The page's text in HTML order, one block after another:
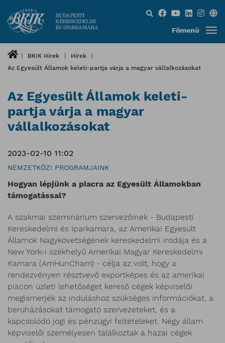
Keresés...
Főmenü
BKIK Hírek
Hírek
Az Egyesült Államok keleti-partja várja a magyar vállalkozásokat
Az Egyesült Államok keleti-
partja várja a magyar
vállalkozásokat
2023-02-10 11:02
NEMZETKÖZI PROGRAMJAINK
Hogyan lépjünk a piacra az Egyesült Államokban
támogatással?
A szakmai szeminárium szervezőinek - Budapesti
Kereskedelmi és Iparkamara, az Amerikai Egyesült
Államok Nagykövetségének kereskedelmi irodája és a
New York-i székhelyű Amerikai Magyar Kereskedelmi
Kamara (AmHunCham) - célja az volt, hogy a
rendezvényen résztvevő exportképes és az amerikai
piacon üzleti lehetőséget kereső cégek képviselői
megismerjék az induláshoz szükséges információkat, a
beruházásokat támogató szervezeteket, és a
kapcsolódó jogi és pénzügyi feltételeket. Négy állam
képviselői személyesen találkoztak a hazai cégek